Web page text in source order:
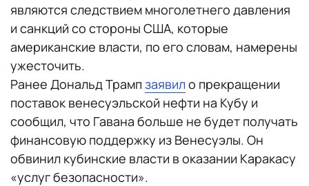
являются следствием многолетнего давления
и санкций со стороны США, которые
американские власти, по его словам, намерены
ужесточить.
Ранее Дональд Трамп заявило прекращении
поставок венесуэльской нефти на Кубу и
сообщил, что Гавана больше не будет получать
финансовую поддержку из Венесуэлы. Он
обвинил кубинские власти в оказании Каракасу
«услуг безопасности».